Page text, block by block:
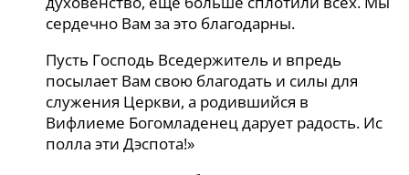
сердечно Вам за это благодарны.
Пусть Господь Вседержитель и впредь
посылает Вам свою благодать и силы для
служения Церкви, а родившийся в
Вифлиеме Богомладенец дарует радость. Ис
полла эти Дэспота!»